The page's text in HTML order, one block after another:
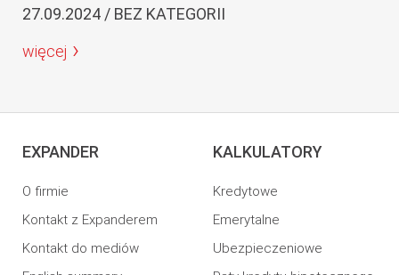
27.09.2024 / BEZ KATEGORII
więcej
EXPANDER
O firmie
Kontakt z Expanderem
Kontakt do mediów
KALKULATORY
Kredytowe
Emerytalne
Ubezpieczeniowe